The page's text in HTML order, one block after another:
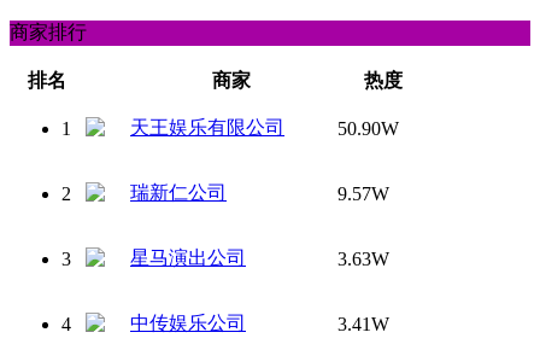
商家排行
排名 商家 热度
1 天王娱乐有限公司 50.90W
2 瑞新仁公司 9.57W
3 星马演出公司 3.63W
4 中传娱乐公司 3.41W